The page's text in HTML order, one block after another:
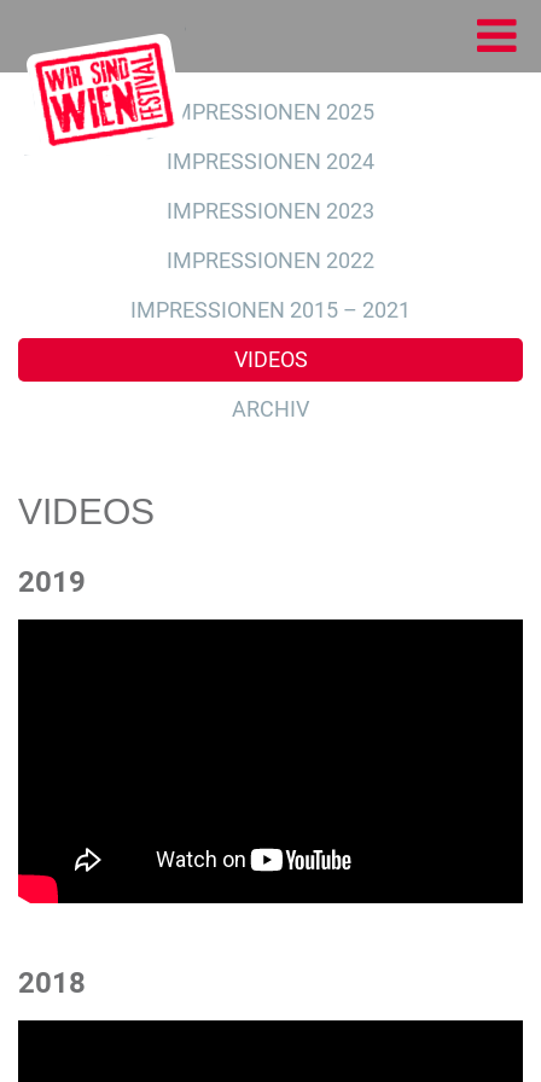
IMPRESSIONEN 2025
IMPRESSIONEN 2024
IMPRESSIONEN 2023
IMPRESSIONEN 2022
IMPRESSIONEN 2015 – 2021
VIDEOS
ARCHIV
VIDEOS
2019
2018